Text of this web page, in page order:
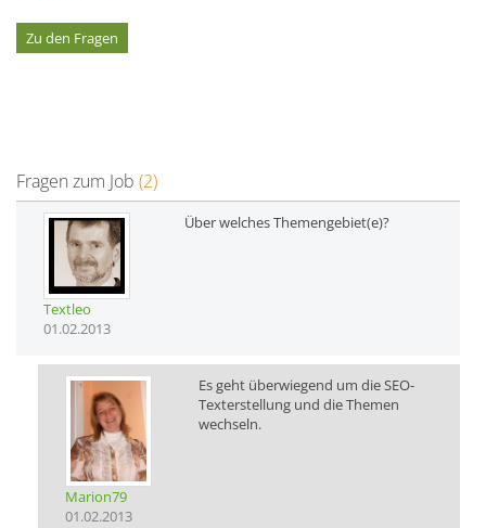
Zu den Fragen
Fragen zum Job (2)
Textleo
01.02.2013
Über welches Themengebiet(e)?
Marion79
01.02.2013
Es geht überwiegend um die SEO-
Texterstellung und die Themen
wechseln.